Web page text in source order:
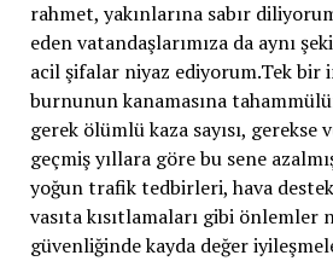
rahmet, yakınlarına sabır
eden vatandaşlarımıza da aynı
acil şifalar niyaz ediyorum.Tek bir
burnunun kanamasına
gerek ölümlü kaza sayısı, gerekse
geçmiş yıllara göre bu sene
yoğun trafik tedbirleri, hava
vasıta kısıtlamaları gibi
güvenliğinde kayda değer